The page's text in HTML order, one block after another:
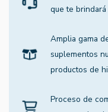
que te
Amplia gama
suplementos
productos de
Proceso de